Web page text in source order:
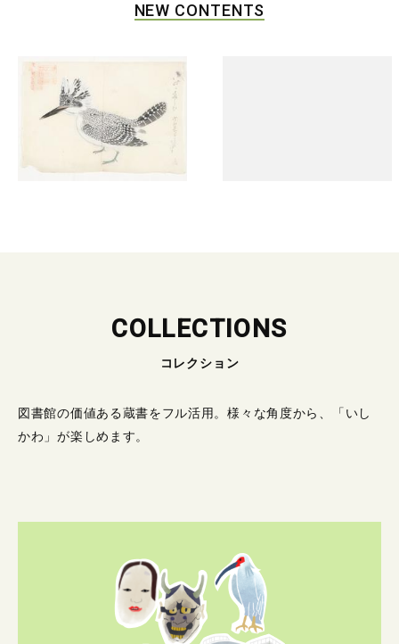
NEW CONTENTS
COLLECTIONS
コレクション
図書館の価値ある蔵書をフル活用。様々な角度から、「いし
かわ」が楽しめます。